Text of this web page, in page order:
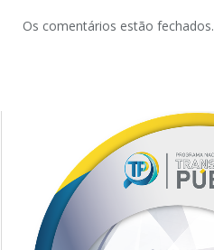
Os comentários estão fechados.